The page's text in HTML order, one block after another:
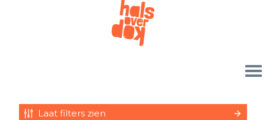
Laat filters zien